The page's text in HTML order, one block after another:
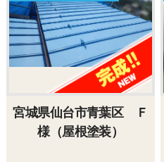
宮城県仙台市青葉区 Ｆ
様（屋根塗装）